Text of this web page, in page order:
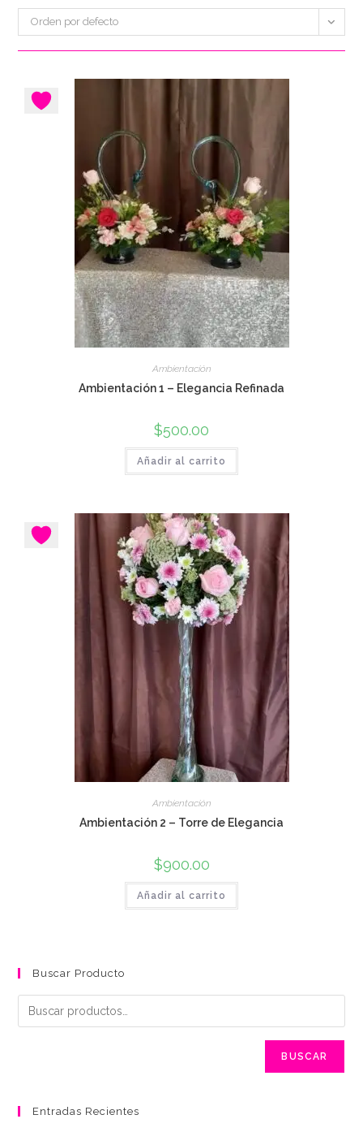
Orden por defecto
Ambientación
Ambientación 1 – Elegancia Refinada
$500.00
Añadir al carrito
Ambientación
Ambientación 2 – Torre de Elegancia
$900.00
Añadir al carrito
Buscar Producto
BUSCAR
Entradas Recientes